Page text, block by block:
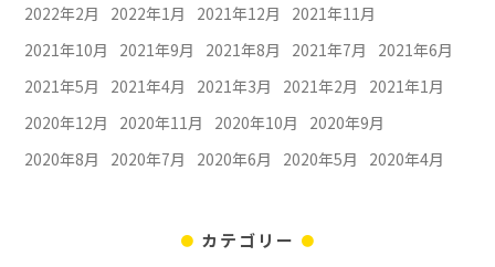
2022年2月
2022年1月 2021年12月
2021年11月
2021年10月
2021年9月 2021年8月 2021年7月
2021年6月
2021年5月
2021年4月 2021年3月 2021年2月
2021年1月
2020年12月
2020年11月 2020年10月
2020年9月
2020年8月
2020年7月 2020年6月 2020年5月 2020年4月
カテゴリー